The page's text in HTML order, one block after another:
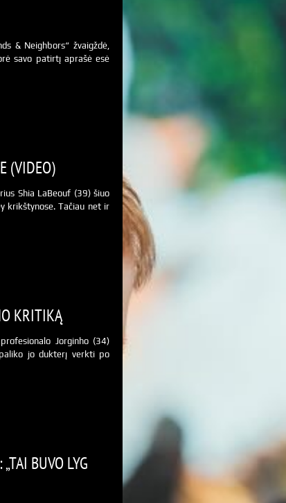
& Neighbors“ žvaigždė,
savo patirtį aprašė esė
(VIDEO)
Shia LaBeouf (39) šiuo
krikštynose. Tačiau net ir
KRITIKĄ
Jorginho (34)
jo dukterį verkti po
BUVO LYG